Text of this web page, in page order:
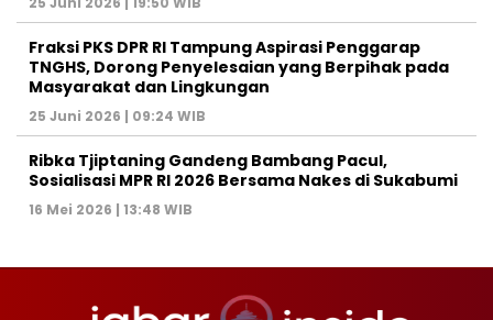
‎Fraksi PKS DPR RI Tampung Aspirasi Penggarap
TNGHS, Dorong Penyelesaian yang Berpihak pada
Masyarakat dan Lingkungan‎
25 Juni 2026 | 09:24 WIB
Ribka Tjiptaning Gandeng Bambang Pacul,
Sosialisasi MPR RI 2026 Bersama Nakes di Sukabumi
16 Mei 2026 | 13:48 WIB